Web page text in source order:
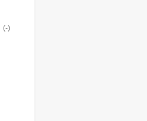
(-)